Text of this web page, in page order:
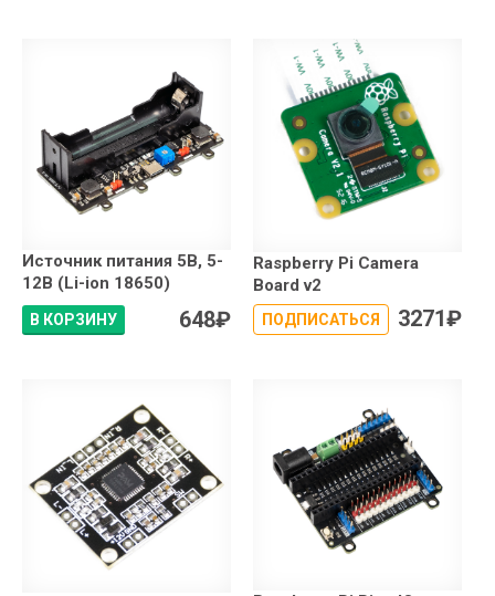
Источник питания 5В, 5-
12В (Li-ion 18650)
В КОРЗИНУ 648₽
Raspberry Pi Camera
Board v2
ПОДПИСАТЬСЯ 3271₽